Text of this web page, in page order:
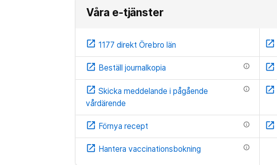
Våra e-tjänster
open_in_new 1177 direkt Örebro län open_in_new
open_in_new Beställ journalkopia info open_in_new
open_in_new Skicka meddelande i pågående
vårdärende
info open_in_new
open_in_new Förnya recept info open_in_new
open_in_new Hantera vaccinationsbokning info